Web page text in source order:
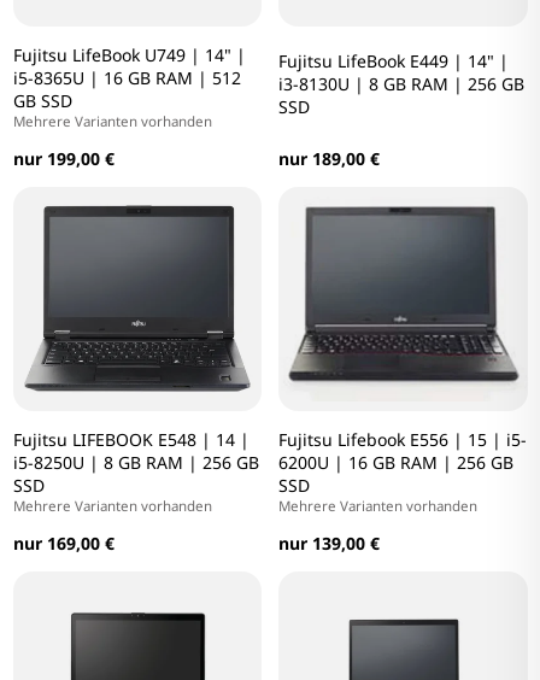
Fujitsu LifeBook U749 | 14" |
i5-8365U | 16 GB RAM | 512
GB SSD
Mehrere Varianten vorhanden
nur 199,00 €
Fujitsu LifeBook E449 | 14" |
i3-8130U | 8 GB RAM | 256 GB
SSD
nur 189,00 €
Fujitsu LIFEBOOK E548 | 14 |
i5-8250U | 8 GB RAM | 256 GB
SSD
Mehrere Varianten vorhanden
nur 169,00 €
Fujitsu Lifebook E556 | 15 | i5-
6200U | 16 GB RAM | 256 GB
SSD
Mehrere Varianten vorhanden
nur 139,00 €